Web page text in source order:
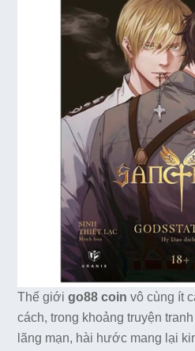
Thế giớigo88 coin vô cùng ít
cách, trong khoảng truyện
lãng mạn, hài hước mang lại